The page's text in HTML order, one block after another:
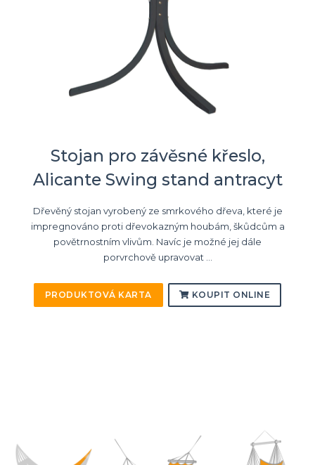
Stojan pro závěsné křeslo,
Alicante Swing stand antracyt
Dřevěný stojan vyrobený ze smrkového dřeva, které je
impregnováno proti dřevokazným houbám, škůdcům a
povětrnostním vlivům. Navíc je možné jej dále
porvrchově upravovat ...
PRODUKTOVÁ KARTA KOUPIT ONLINE